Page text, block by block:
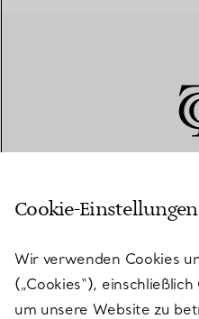
KUNDENSERVICE
SERVICES
Cookie-Einstellungen
Wir verwenden Cookies
(„Cookies“),
um unsere Website zu